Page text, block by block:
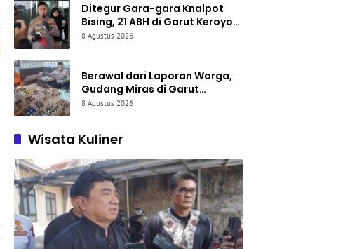
Ditegur Gara-gara Knalpot
Bising, 21 ABH di Garut Keroyok
Warga hingga Luka Parah
8 Agustus 2026
Berawal dari Laporan Warga,
Gudang Miras di Garut
Digerebek Polisi: 308 Botol
8 Agustus 2026
Wisata Kuliner